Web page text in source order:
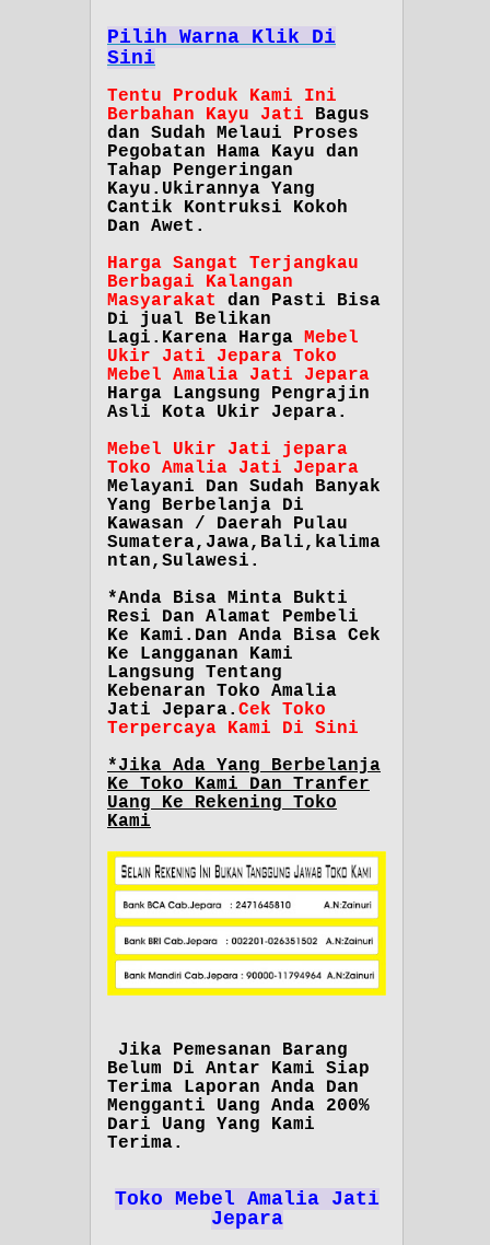
Pilih Warna Klik Di
Sini
Tentu Produk Kami Ini
Berbahan Kayu Jati Bagus
dan Sudah Melaui Proses
Pegobatan Hama Kayu dan
Tahap Pengeringan
Kayu.Ukirannya Yang
Cantik Kontruksi Kokoh
Dan Awet.
Harga Sangat Terjangkau
Berbagai Kalangan
Masyarakat
dan Pasti Bisa
Di jual Belikan
Lagi.Karena Harga
Mebel
Ukir Jati Jepara Toko
Mebel Amalia Jati Jepara
Harga Langsung Pengrajin
Asli Kota Ukir Jepara.
Mebel Ukir Jati jepara
Toko Amalia Jati Jepara
Melayani Dan Sudah Banyak
Yang Berbelanja Di
Kawasan / Daerah Pulau
Sumatera,Jawa,Bali,kalima
ntan,Sulawesi.
*Anda Bisa Minta Bukti
Resi Dan Alamat Pembeli
Ke Kami.Dan Anda Bisa Cek
Ke Langganan Kami
Langsung Tentang
Kebenaran Toko Amalia
Jati Jepara. Cek Toko
Terpercaya Kami Di Sini
*Jika Ada Yang Berbelanja
Ke Toko Kami Dan Tranfer
Uang Ke Rekening Toko
Kami
Jika Pemesanan Barang
Belum Di Antar Kami Siap
Terima Laporan Anda Dan
Mengganti Uang Anda 200%
Dari Uang Yang Kami
Terima.
Toko Mebel Amalia Jati
Jepara